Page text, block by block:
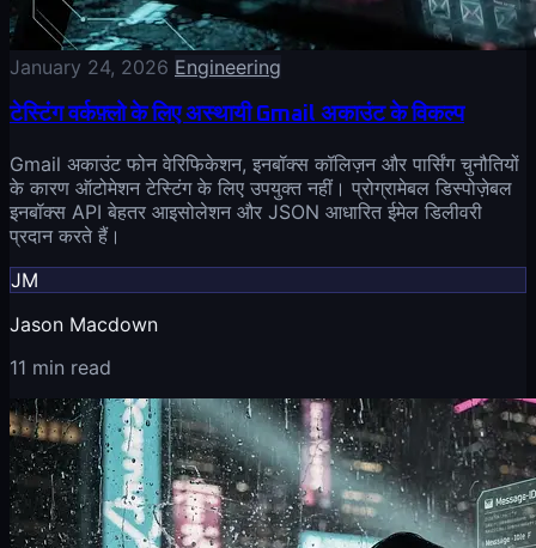
January 24, 2026 Engineering
टेस्टिंग वर्कफ़्लो के लिए अस्थायी Gmail अकाउंट के विकल्प
Gmail अकाउंट फोन वेरिफिकेशन, इनबॉक्स कॉलिज़न और पार्सिंग चुनौतियों
के कारण ऑटोमेशन टेस्टिंग के लिए उपयुक्त नहीं। प्रोग्रामेबल डिस्पोज़ेबल
इनबॉक्स API बेहतर आइसोलेशन और JSON आधारित ईमेल डिलीवरी
प्रदान करते हैं।
JM
Jason Macdown
11 min read